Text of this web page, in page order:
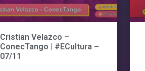
Cristian Velazco –
ConecTango | #ECultura –
07/11